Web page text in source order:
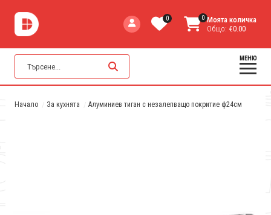
0 0 Моята количка
Общо: €0.00
МЕНЮ
Начало За кухнята Алуминиев тиган с незалепващо покритие ф24см